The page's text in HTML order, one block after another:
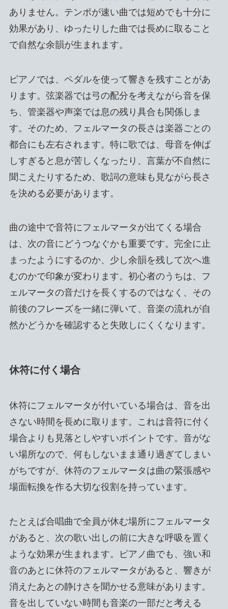
ありません。テンポが速い曲では短めでも十分に
効果があり、ゆったりした曲では長めに取ること
で自然な余韻が生まれます。
ピアノでは、ペダルを使って響きを残すことがあ
ります。弦楽器では弓の配分を考えながら音を保
ち、管楽器や声楽では息の残り具合も関係しま
す。そのため、フェルマータの長さは楽器ごとの
都合にも左右されます。特に歌では、母音を伸ば
しすぎると息が苦しくなったり、言葉が不自然に
聞こえたりするため、歌詞の意味も見ながら長さ
を決める必要があります。
曲の途中で音符にフェルマータが出てくる場合
は、次の音にどうつなぐかも重要です。完全に止
まったようにするのか、少し余韻を残して次へ進
むのかで印象が変わります。初心者のうちは、フ
ェルマータの音だけを長くするのではなく、その
前後のフレーズを一緒に弾いて、音楽の流れが自
然かどうかを確認すると失敗しにくくなります。
休符に付く場合
休符にフェルマータが付いている場合は、音を出
さない時間を長めに取ります。これは音符に付く
場合よりも見落としやすいポイントです。音がな
い場所なので、何もしないまま通り過ぎてしまい
がちですが、休符のフェルマータは曲の緊張感や
場面転換を作る大切な役割を持っています。
たとえば合唱曲で全員が休む場所にフェルマータ
があると、次の歌い出しの前に大きな呼吸を置く
ような効果が生まれます。ピアノ曲でも、強い和
音のあとに休符のフェルマータがあると、響きが
消えたあとの静けさを聞かせる意味があります。
音を出していない時間も音楽の一部だと考える